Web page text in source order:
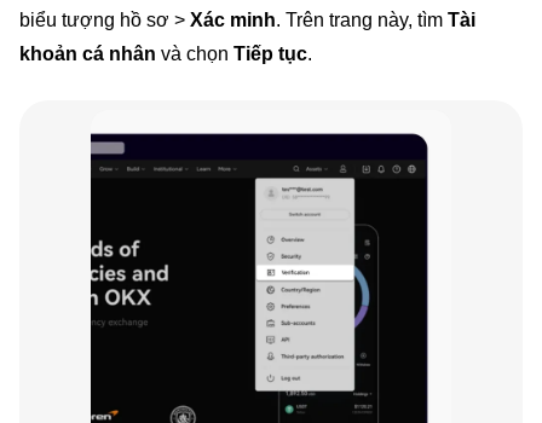
biểu tượng hồ sơ > Xác minh. Trên trang này, tìm Tài
khoản cá nhân và chọn Tiếp tục.